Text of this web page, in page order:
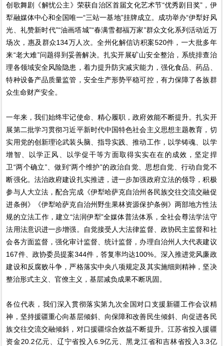
创歌舞剧《解忧公主》荣获自治区首届文化艺术节“优秀剧目奖”，伊
犁融媒体中心和全国唯一“三站一基地”挂牌成立。成功举办“伊犁好风
光、礼赞新时代”“油画塔城”“春满雪都福万家”群众文化系列活动近万
场次，惠及群众134万人次。全州化解信访积案520件，一大批多年
来“老大难”问题得到妥善解决。扎实开展矿山安全整治，系统排查治
理各领域安全风险隐患，着力提升防灾减灾能力，强化食品、药品、
特种设备产品质量监管，安全生产形势平稳可控，有力保障了各族群
众生命财产安全。
一年来，我们始终牢记使命、精心履职，政府效能不断提升。扎实开
展第二批学习贯彻习近平新时代中国特色社会主义思想主题教育，切
实用党的创新理论武装头脑、指导实践、推动工作，以学铸魂、以学
增智、以学正风、以学促干等方面取得实实在在的成效，坚定捍
卫“两个确立”、做到“两个维护”的政治自觉、思想自觉、行动自觉不
断强化。法治政府建设扎实推进，进一步加强政府立法的领导，积极
参与人大立法，配合完成《伊犁哈萨克自治州各民族交往交流交融促
进条例》《伊犁哈萨克自治州野生果林资源保护条例》两部地方性法
规的立法工作，建立“法润伊犁”全媒体普法体系，全社会尊法学法守
法用法意识进一步增强。自觉接受人大法律监督、政协民主监督和社
会各方面监督，强化审计监督、统计监督，办理自治州人大代表建议
167件、政协委员提案344件，答复率均达100%。深入推进党风廉政
建设和反腐败斗争，严格落实中央八项规定及其实施细则精神，坚决
整治形式主义、官僚主义，基层减负成果不断巩固。
各位代表，我们深入贯彻落实第九次全国对口支援新疆工作会议精
神，坚持援疆重心向基层倾斜、向保障和改善民生倾斜、向促进各民
族交往交流交融倾斜，对口援疆综合效益不断提升。江苏省投入援疆
资金20.2亿元、辽宁省投入6.9亿元、黑龙江省和吉林省投入3.3亿